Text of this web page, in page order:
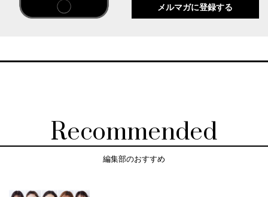
メルマガに登録する
Recommended
編集部のおすすめ